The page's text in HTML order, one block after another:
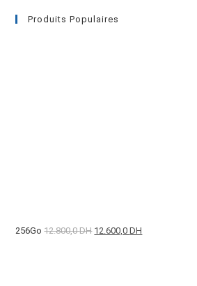
Produits Populaires
256Go 12.800,0DH 12.600,0DH